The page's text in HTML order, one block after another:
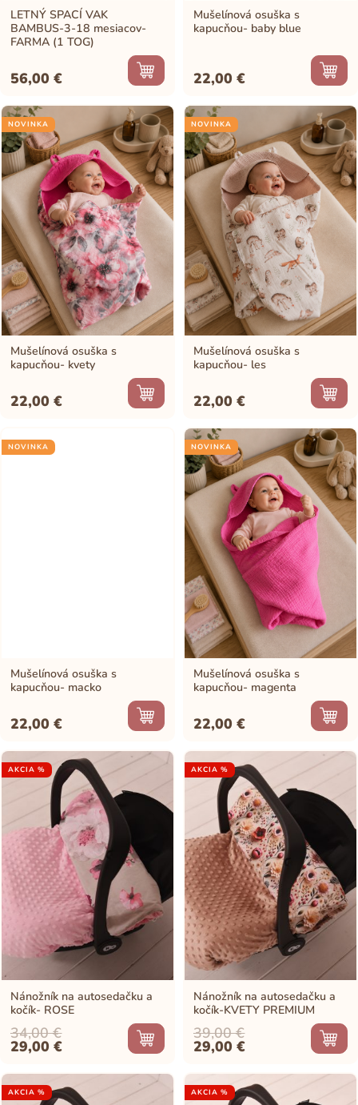
LETNÝ SPACÍ VAK
BAMBUS-3-18 mesiacov-
FARMA (1 TOG)
56,00€
Mušelínová osuška s
kapucňou- baby blue
22,00€
NOVINKA
Mušelínová osuška s
kapucňou- kvety
22,00€
NOVINKA
Mušelínová osuška s
kapucňou- les
22,00€
NOVINKA
Mušelínová osuška s
kapucňou- macko
22,00€
NOVINKA
Mušelínová osuška s
kapucňou- magenta
22,00€
AKCIA %
Nánožník na autosedačku a
kočík- ROSE
34,00€
Original
price
was:
34,00 €.
29,00€
Current
price
is:
29,00 €.
AKCIA %
Nánožník na autosedačku a
kočík-KVETY PREMIUM
39,00€
Original
price
was:
39,00 €.
29,00€
Current
price
is:
29,00 €.
AKCIA % AKCIA %